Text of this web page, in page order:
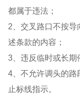
都属于违法；
2、交叉路口不按导
述条款的内容；
3、违反临时或长期
4、不允许调头的路
止标线指示。